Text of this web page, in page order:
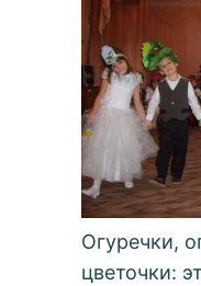
Огуречки,
цветочки: